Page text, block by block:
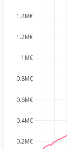
0.2M€
0.4M€
0.6M€
0.8M€
1M€
1.2M€
1.4M€